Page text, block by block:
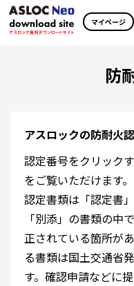
マイページ
防
アスロックの防耐火
認定番号をクリック
をご覧いただけます。
認定書類は「認定書
「別添」の書類の
正されている箇所が
る書類は国土交通省
す。確認申請などに